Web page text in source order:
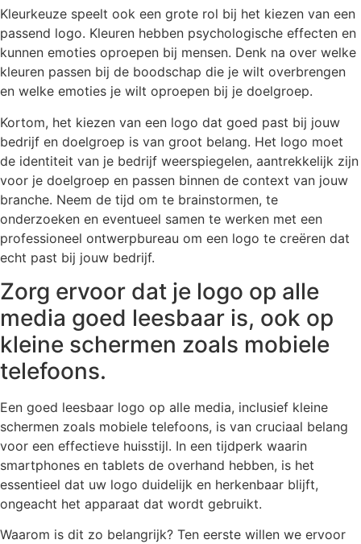
Kleurkeuze speelt ook een grote rol bij het kiezen van een
passend logo. Kleuren hebben psychologische effecten en
kunnen emoties oproepen bij mensen. Denk na over welke
kleuren passen bij de boodschap die je wilt overbrengen
en welke emoties je wilt oproepen bij je doelgroep.
Kortom, het kiezen van een logo dat goed past bij jouw
bedrijf en doelgroep is van groot belang. Het logo moet
de identiteit van je bedrijf weerspiegelen, aantrekkelijk zijn
voor je doelgroep en passen binnen de context van jouw
branche. Neem de tijd om te brainstormen, te
onderzoeken en eventueel samen te werken met een
professioneel ontwerpbureau om een logo te creëren dat
echt past bij jouw bedrijf.
Zorg ervoor dat je logo op alle
media goed leesbaar is, ook op
kleine schermen zoals mobiele
telefoons.
Een goed leesbaar logo op alle media, inclusief kleine
schermen zoals mobiele telefoons, is van cruciaal belang
voor een effectieve huisstijl. In een tijdperk waarin
smartphones en tablets de overhand hebben, is het
essentieel dat uw logo duidelijk en herkenbaar blijft,
ongeacht het apparaat dat wordt gebruikt.
Waarom is dit zo belangrijk? Ten eerste willen we ervoor